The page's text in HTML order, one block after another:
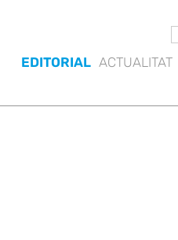
EDITORIAL ACTUALITAT